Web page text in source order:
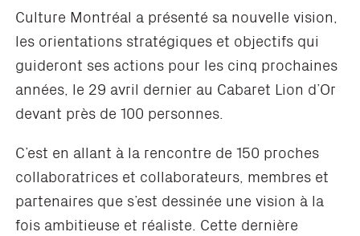
Culture Montréal a présenté sa nouvelle vision,
les orientations stratégiques et objectifs qui
guideront ses actions pour les cinq prochaines
années, le 29 avril dernier au Cabaret Lion d’Or
devant près de 100 personnes.
C’est en allant à la rencontre de 150 proches
collaboratrices et collaborateurs, membres et
partenaires que s’est dessinée une vision à la
fois ambitieuse et réaliste. Cette dernière